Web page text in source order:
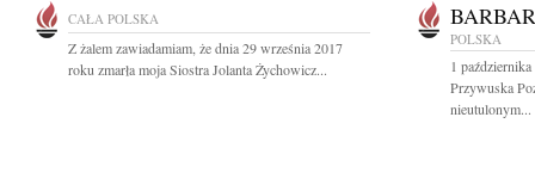
CAŁA POLSKA
Z żalem zawiadamiam, że dnia 29 września 2017
roku zmarła moja Siostra Jolanta Żychowicz...
POLSKA
1
Przywuska
nieutulonym...